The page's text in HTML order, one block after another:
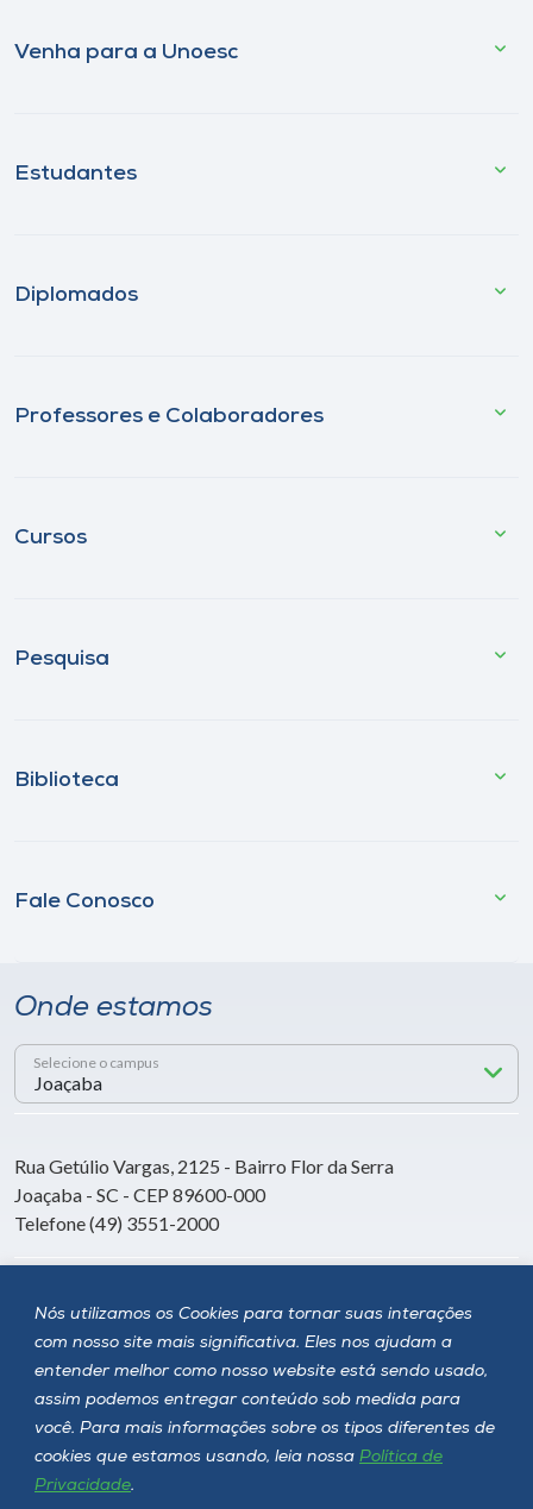
Nós utilizamos os Cookies para tornar suas interações
com nosso site mais significativa. Eles nos ajudam a
entender melhor como nosso website está sendo usado,
assim podemos entregar conteúdo sob medida para
você. Para mais informações sobre os tipos diferentes de
cookies que estamos usando, leia nossa Política de
Privacidade.
Venha para a Unoesc
Estudantes
Diplomados
Professores e Colaboradores
Cursos
Pesquisa
Biblioteca
Fale Conosco
Onde estamos
Selecione o campus
Rua Getúlio Vargas, 2125 - Bairro Flor da Serra
Joaçaba - SC - CEP 89600-000
Telefone (49) 3551-2000
Siga a Unoesc